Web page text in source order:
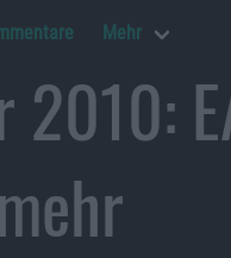
Mehr
2010: